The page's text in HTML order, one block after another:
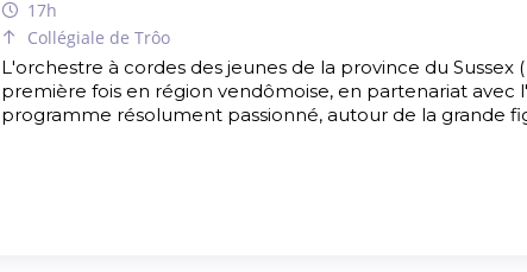
17h
Collégiale de Trôo
L'orchestre à cordes des jeunes de la province du Sussex (
première fois en région vendômoise, en partenariat
programme résolument passionné, autour de la grande